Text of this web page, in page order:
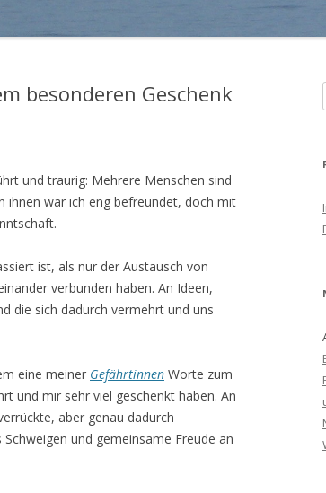
besonderen Geschenk
und traurig: Mehrere Menschen sind
ihnen war ich eng befreundet, doch mit
ist, als nur der Austausch von
verbunden haben. An Ideen,
die sich dadurch vermehrt und uns
eine meiner Gefährtinnen Worte zum
und mir sehr viel geschenkt haben. An
aber genau dadurch
und gemeinsame Freude an